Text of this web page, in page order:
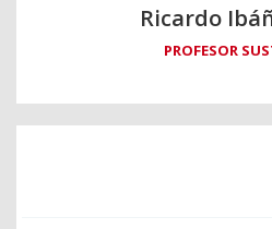
Ricardo
PROFESOR